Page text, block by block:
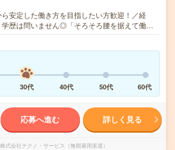
安定した働き方を目指したい方歓迎！／経
学歴は問いません◎「そろそろ腰を据えて働…
30代 40代 50代 60代
応募へ進む 詳しく見る
株式会社テクノ・サービス（無期雇用派遣）